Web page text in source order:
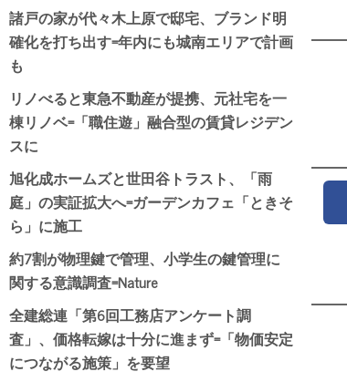
諸戸の家が代々木上原で邸宅、ブランド明
確化を打ち出す=年内にも城南エリアで計画
も
リノべると東急不動産が提携、元社宅を一
棟リノベ=「職住遊」融合型の賃貸レジデン
スに
旭化成ホームズと世田谷トラスト、「雨
庭」の実証拡大へ=ガーデンカフェ「ときそ
ら」に施工
約7割が物理鍵で管理、小学生の鍵管理に
関する意識調査=Nature
全建総連「第6回工務店アンケート調
査」、価格転嫁は十分に進まず=「物価安定
につながる施策」を要望